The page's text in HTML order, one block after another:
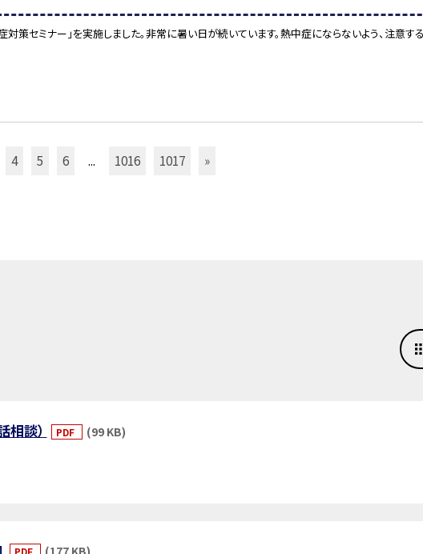
策セミナー」を実施しました。非常に暑い日が続いています。熱中症にならないよう、注意す
4 5 6 ... 1016 1017 »
談） PDF (99 KB)
PDF (177 KB)